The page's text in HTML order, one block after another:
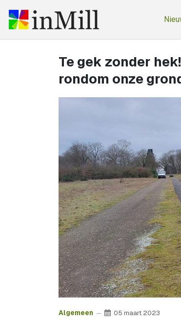
Te gek zonder
rondom onze
Algemeen 05 maart 2023